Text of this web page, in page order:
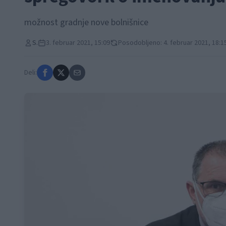
možnost gradnje nove bolnišnice
S. 3. februar 2021, 15:09 Posodobljeno: 4. februar 2021,
Deli: